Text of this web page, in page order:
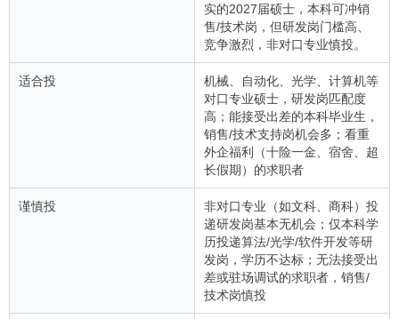
实的2027届硕士，本科可冲销
售/技术岗，但研发岗门槛高、
竞争激烈，非对口专业慎投。
适合投
机械、自动化、光学、计算机等
对口专业硕士，研发岗匹配度
高；能接受出差的本科毕业生，
销售/技术支持岗机会多；看重
外企福利（十险一金、宿舍、超
长假期）的求职者
谨慎投
非对口专业（如文科、商科）投
递研发岗基本无机会；仅本科学
历投递算法/光学/软件开发等研
发岗，学历不达标；无法接受出
差或驻场调试的求职者，销售/
技术岗慎投